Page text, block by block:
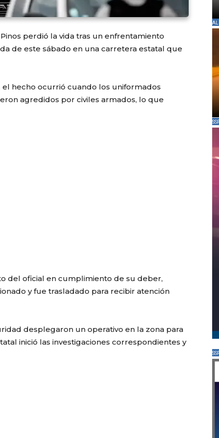
perdió la vida tras un enfrentamiento
de este sábado en una carretera estatal que
hecho ocurrió cuando los uniformados
agredidos por civiles armados, lo que
del oficial en cumplimiento de su deber,
y fue trasladado para recibir atención
desplegaron un operativo en la zona para
inició las investigaciones correspondientes y